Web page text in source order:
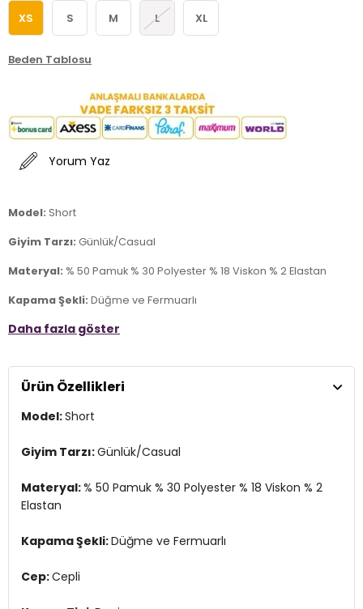
XS S M L XL
Beden Tablosu
Yorum Yaz
Model: Short
Giyim Tarzı: Günlük/Casual
Materyal: % 50 Pamuk % 30 Polyester % 18 Viskon % 2 Elastan
Kapama Şekli: Düğme ve Fermuarlı
Cep:Cepli
Bel:Normal Bel
Boy:Mini
Kalıp Bilgisi: Regular Fit
Menşei:Bangladeş
Daha fazla göster
Ürün Özellikleri
Model:Short
Giyim Tarzı:Günlük/Casual
Materyal:% 50 Pamuk % 30 Polyester % 18 Viskon % 2
Elastan
Kapama Şekli:Düğme ve Fermuarlı
Cep:Cepli